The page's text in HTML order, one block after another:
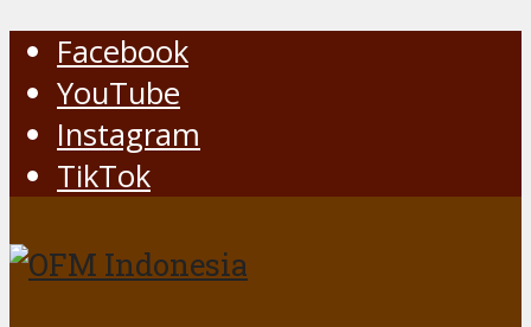
Facebook
YouTube
Instagram
TikTok